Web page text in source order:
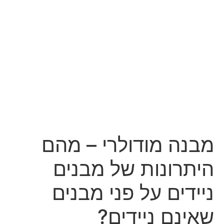
מבנה מודולרי – מהם
היתרונות של מבנים
ניידים על פני מבנים
שאינם ניידים?